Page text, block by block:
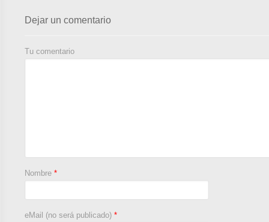
Dejar un comentario
Tu comentario
Nombre *
eMail (no será publicado) *